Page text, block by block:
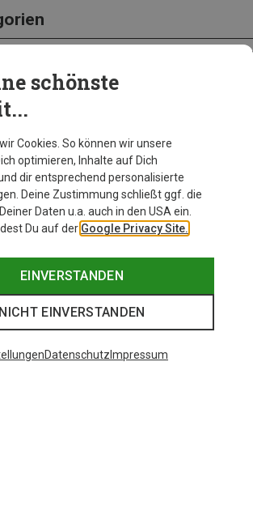
BEKLEIDUNG
schönste
Cookies. So können wir unsere
optimieren, Inhalte auf Dich
dir entsprechend personalisierte
Deine Zustimmung schließt ggf. die
Daten u.a. auch in den USA ein.
Du auf der Google Privacy Site.
EINVERSTANDEN
NICHT EINVERSTANDEN
Datenschutz Impressum